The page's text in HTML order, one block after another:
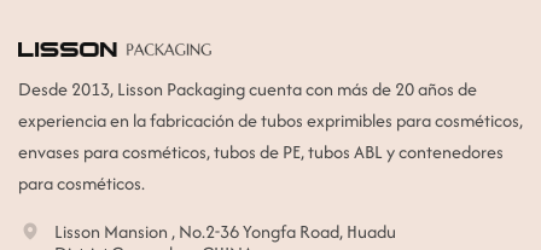
Desde 2013, Lisson Packaging cuenta con más de 20 años de
experiencia en la fabricación de tubos exprimibles para cosméticos,
envases para cosméticos, tubos de PE, tubos ABL y contenedores
para cosméticos.
Lisson Mansion , No.2-36 Yongfa Road, Huadu